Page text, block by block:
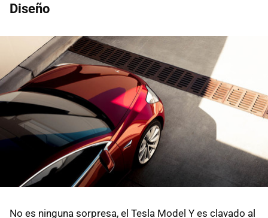
Diseño
No es ninguna sorpresa, el Tesla Model Y es clavado al